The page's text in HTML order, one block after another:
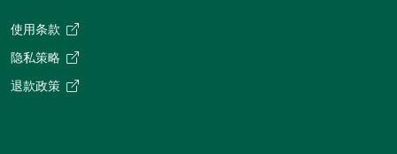
使用条款
隐私策略
退款政策